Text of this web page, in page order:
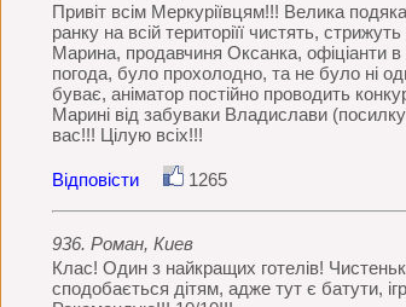
Привіт всім Меркуріївцям!!! Велика
ранку на всій територіїї чистять,
Марина, продавчиня Оксанка, офіціанти
погода, було прохолодно, та не було ні
буває, аніматор постійно проводить
Марині від забуваки Владислави
вас!!! Цілую всіх!!!
Відповісти 1265
936. Роман, Киев
Клас! Один з найкращих готелів!
сподобається дітям, адже тут є батути,